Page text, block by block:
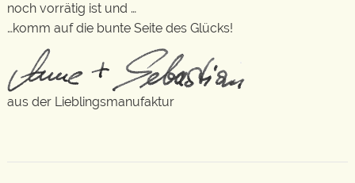
noch vorrätig ist und …
…komm auf die bunte Seite des Glücks!
aus der Lieblingsmanufaktur